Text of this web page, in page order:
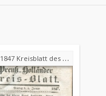
1847 Kreisblatt des Königl. Preuss. Landraths-Amtes Preuss. Holland